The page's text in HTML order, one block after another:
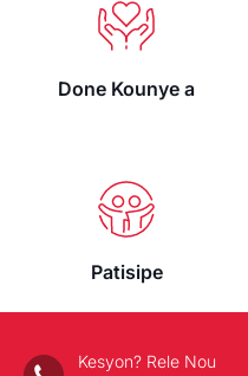
Done Kounye a
Patisipe
Kesyon? Rele Nou